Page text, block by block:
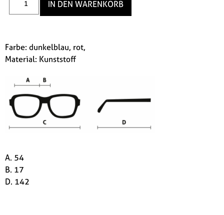
IN DEN WARENKORB
Farbe: dunkelblau, rot,
Material: Kunststoff
A. 54
B. 17
D. 142